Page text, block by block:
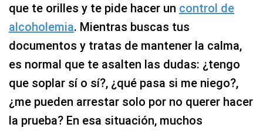
que te orilles y te pide hacer un control de
alcoholemia. Mientras buscas tus
documentos y tratas de mantener la calma,
es normal que te asalten las dudas: ¿tengo
que soplar sí o sí?, ¿qué pasa si me niego?,
¿me pueden arrestar solo por no querer hacer
la prueba? En esa situación, muchos